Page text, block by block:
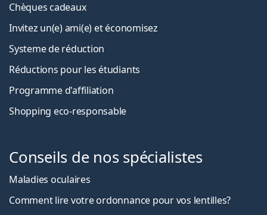
Chèques cadeaux
Invitez un(e) ami(e) et économisez
Systeme de réduction
Réductions pour les étudiants
Programme d'affiliation
Shopping eco-responsable
Conseils de nos spécialistes
Maladies oculaires
Comment lire votre ordonnance pour vos lentilles?